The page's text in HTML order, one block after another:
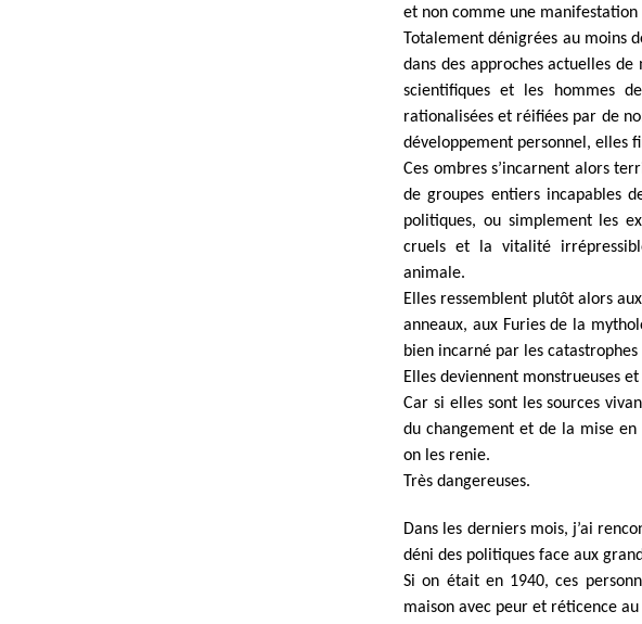
et non comme une
Totalement dénigrées au moins
dans des approches actuelles
scientifiques et les hommes
rationalisées et réifiées par de
développement personnel, elles
Ces ombres s’incarnent alors
de groupes entiers incapables
politiques, ou simplement les
cruels et la vitalité
animale.
Elles ressemblent plutôt alors
anneaux, aux Furies de la
bien incarné par les
Elles deviennent monstrueuses
Car si elles sont les sources
du changement et de la mise en
on les renie.
Très dangereuses.
Dans les derniers mois, j’ai
déni des politiques face aux
Si on était en 1940, ces
maison avec peur et réticence